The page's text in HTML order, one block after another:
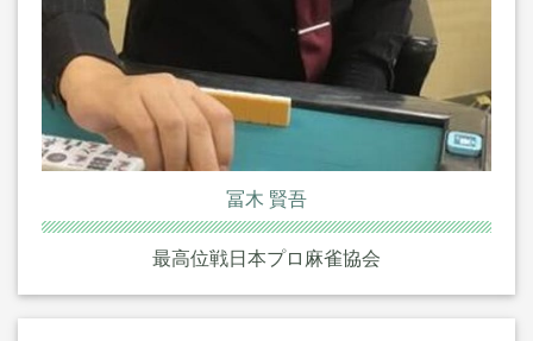
冨木 賢吾
最高位戦日本プロ麻雀協会